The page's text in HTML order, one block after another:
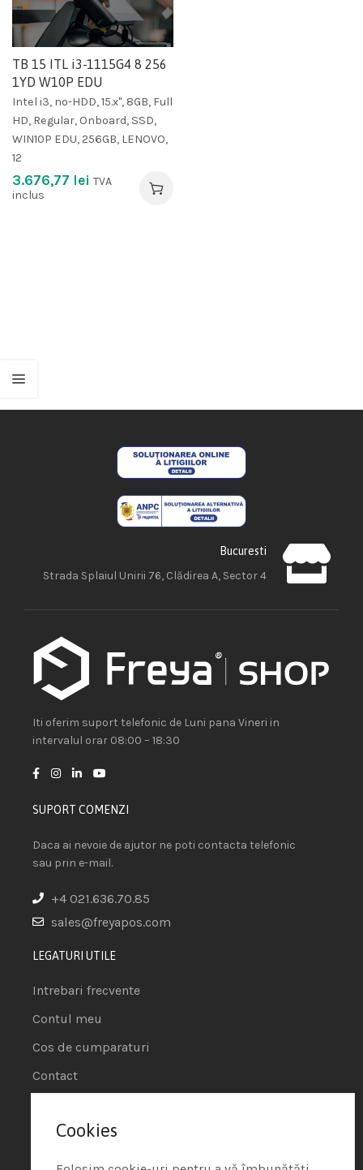
TB 15 ITL i3-1115G4 8 256
1YD W10P EDU
Intel i3, no-HDD, 15.x", 8GB, Full
HD, Regular, Onboard, SSD,
WIN10P EDU, 256GB, LENOVO,
12
3.676,77 lei TVA
inclus
Bucuresti
Strada Splaiul Unirii 76, Clădirea A, Sector 4
Iti oferim suport telefonic de Luni pana Vineri in
intervalul orar 08:00 – 18:30
SUPORT COMENZI
Daca ai nevoie de ajutor ne poti contacta telefonic
sau prin e-mail.
+4 021.636.70.85
sales@freyapos.com
LEGATURI UTILE
Intrebari frecvente
Contul meu
Cos de cumparaturi
Contact
CATEGORII
Cookies